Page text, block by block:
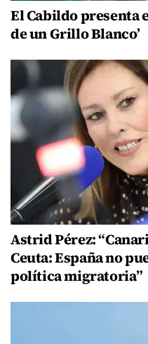
El Cabildo presenta
de un Grillo Blanco’
Astrid Pérez:
Ceuta: España no
política migratoria”